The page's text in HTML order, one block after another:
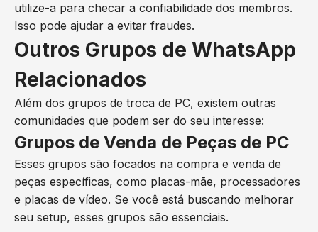
utilize-a para checar a confiabilidade dos membros.
Isso pode ajudar a evitar fraudes.
Outros Grupos de WhatsApp
Relacionados
Além dos grupos de troca de PC, existem outras
comunidades que podem ser do seu interesse:
Grupos de Venda de Peças de PC
Esses grupos são focados na compra e venda de
peças específicas, como placas-mãe, processadores
e placas de vídeo. Se você está buscando melhorar
seu setup, esses grupos são essenciais.